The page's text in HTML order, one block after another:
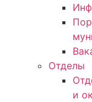
Отделы
и